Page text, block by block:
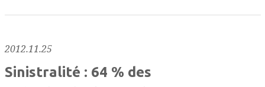
2012.11.25
Sinistralité : 64 % des